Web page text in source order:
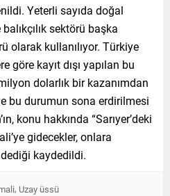
Yeterli sayıda doğal
sektörü başka
olarak kullanılıyor. Türkiye
göre kayıt dışı yapılan bu
dolarlık bir kazanımdan
bu durumun sona erdirilmesi
konu hakkında “Sarıyer’deki
gidecekler, onlara
dediği kaydedildi.
, Uzay üssü